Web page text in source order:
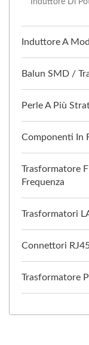
Induttore A
Balun SMD /
Perle A Più
Componenti In
Trasformatore
Frequenza
Trasformatori
Connettori
Trasformatore